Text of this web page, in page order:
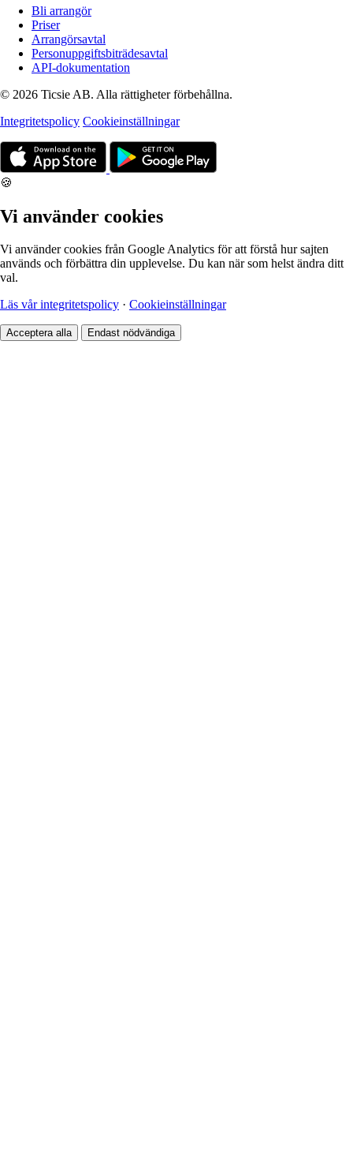
Bli arrangör
Priser
Arrangörsavtal
Personuppgiftsbiträdesavtal
API-dokumentation
© 2026 Ticsie AB. Alla rättigheter förbehållna.
Integritetspolicy Cookieinställningar
🍪
Vi använder cookies
Vi använder cookies från Google Analytics för att förstå hur sajten
används och förbättra din upplevelse. Du kan när som helst ändra ditt
val.
Läs vår integritetspolicy · Cookieinställningar
Acceptera alla Endast nödvändiga